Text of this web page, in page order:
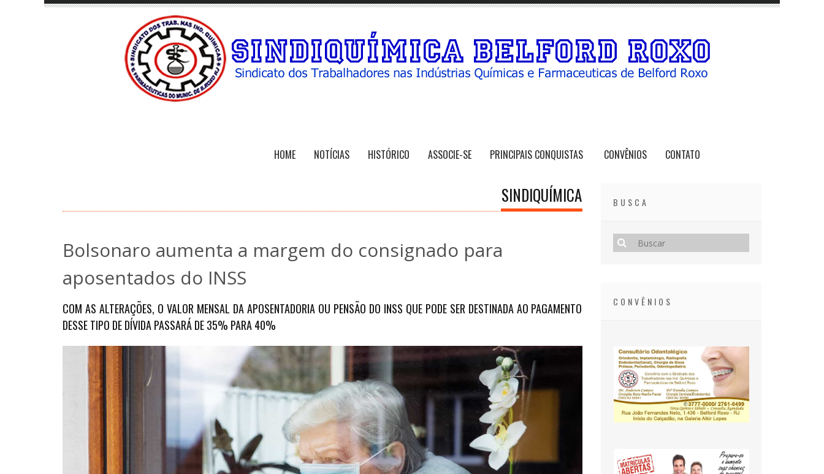
HOME NOTÍCIAS HISTÓRICO ASSOCIE-SE PRINCIPAIS CONQUISTAS CONVÊNIOS CONTATO
SINDIQUÍMICA
Bolsonaro aumenta a margem do consignado para
aposentados do INSS
COM AS ALTERAÇÕES, O VALOR MENSAL DA APOSENTADORIA OU PENSÃO DO INSS QUE PODE SER DESTINADA AO PAGAMENTO
DESSE TIPO DE DÍVIDA PASSARÁ DE 35% PARA 40%
BUSCA
CONVÊNIOS